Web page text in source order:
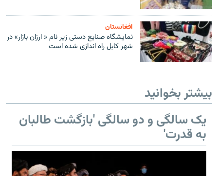
افغانستان
نمایشگاه صنایع دستی زیر نام « ارزان بازار» در
شهر کابل راه اندازی شده است
بیشتر بخوانید
یک سالگی و دو سالگی 'بازگشت طالبان
به قدرت'